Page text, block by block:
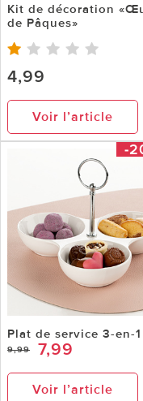
Kit de décoration
de Pâques»
4,99
Voir l’article
-
Plat de service 3-en-1
9,99 7,99
Voir l’article